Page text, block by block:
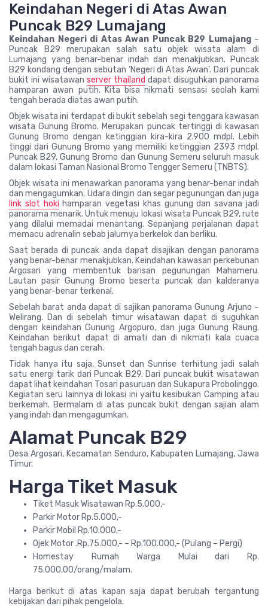
Keindahan Negeri di Atas Awan
Puncak B29 Lumajang
Keindahan Negeri di Atas Awan Puncak B29 Lumajang–
Puncak B29 merupakan salah satu objek wisata alam di
Lumajang yang benar-benar indah dan menakjubkan. Puncak
B29 kondang dengan sebutan ‘Negeri di Atas Awan’. Dari puncak
bukit ini wisatawan server thailand dapat disuguhkan panorama
hamparan awan putih. Kita bisa nikmati sensasi seolah kami
tengah berada diatas awan putih.
Objek wisata ini terdapat di bukit sebelah segi tenggara kawasan
wisata Gunung Bromo. Merupakan puncak tertinggi di kawasan
Gunung Bromo dengan ketinggian kira-kira 2.900 mdpl. Lebih
tinggi dari Gunung Bromo yang memiliki ketinggian 2393 mdpl.
Puncak B29, Gunung Bromo dan Gunung Semeru seluruh masuk
dalam lokasi Taman Nasional Bromo Tengger Semeru (TNBTS).
Objek wisata ini menawarkan panorama yang benar-benar indah
dan mengagumkan. Udara dingin dan segar pegunungan dan juga
link slot hoki hamparan vegetasi khas gunung dan savana jadi
panorama menarik. Untuk menuju lokasi wisata Puncak B29, rute
yang dilalui memadai menantang. Sepanjang perjalanan dapat
memacu adrenalin sebab jalurnya berkelok dan berliku.
Saat berada di puncak anda dapat disajikan dengan panorama
yang benar-benar menakjubkan. Keindahan kawasan perkebunan
Argosari yang membentuk barisan pegunungan Mahameru.
Lautan pasir Gunung Bromo beserta puncak dan kalderanya
yang benar-benar terkenal.
Sebelah barat anda dapat di sajikan panorama Gunung Arjuno –
Welirang. Dan di sebelah timur wisatawan dapat di suguhkan
dengan keindahan Gunung Argopuro, dan juga Gunung Raung.
Keindahan berikut dapat di amati dan di nikmati kala cuaca
tengah bagus dan cerah.
Tidak hanya itu saja, Sunset dan Sunrise terhitung jadi salah
satu energi tarik dari Puncak B29. Dari puncak bukit wisatawan
dapat lihat keindahan Tosari pasuruan dan Sukapura Probolinggo.
Kegiatan seru lainnya di lokasi ini yaitu kesibukan Camping atau
berkemah. Bermalam di atas puncak bukit dengan sajian alam
yang indah dan mengagumkan.
Alamat Puncak B29
Desa Argosari, Kecamatan Senduro, Kabupaten Lumajang, Jawa
Timur.
Harga Tiket Masuk
Tiket Masuk Wisatawan Rp.5.000,-
Parkir Motor Rp.5.000,-
Parkir Mobil Rp.10.000,-
Ojek Motor .Rp.75.000,- – Rp.100.000,- (Pulang – Pergi)
Homestay Rumah Warga Mulai dari Rp.
75.000,00/orang/malam.
Harga berikut di atas kapan saja dapat berubah tergantung
kebijakan dari pihak pengelola.